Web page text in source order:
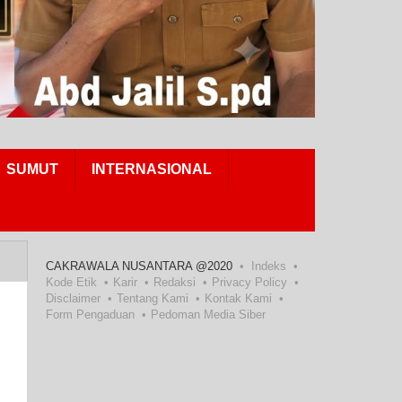
SUMUT INTERNASIONAL
CAKRAWALA NUSANTARA @2020
Indeks
Kode Etik
Karir Redaksi
Privacy Policy
Disclaimer
Tentang Kami
Kontak Kami
Form Pengaduan
Pedoman Media Siber